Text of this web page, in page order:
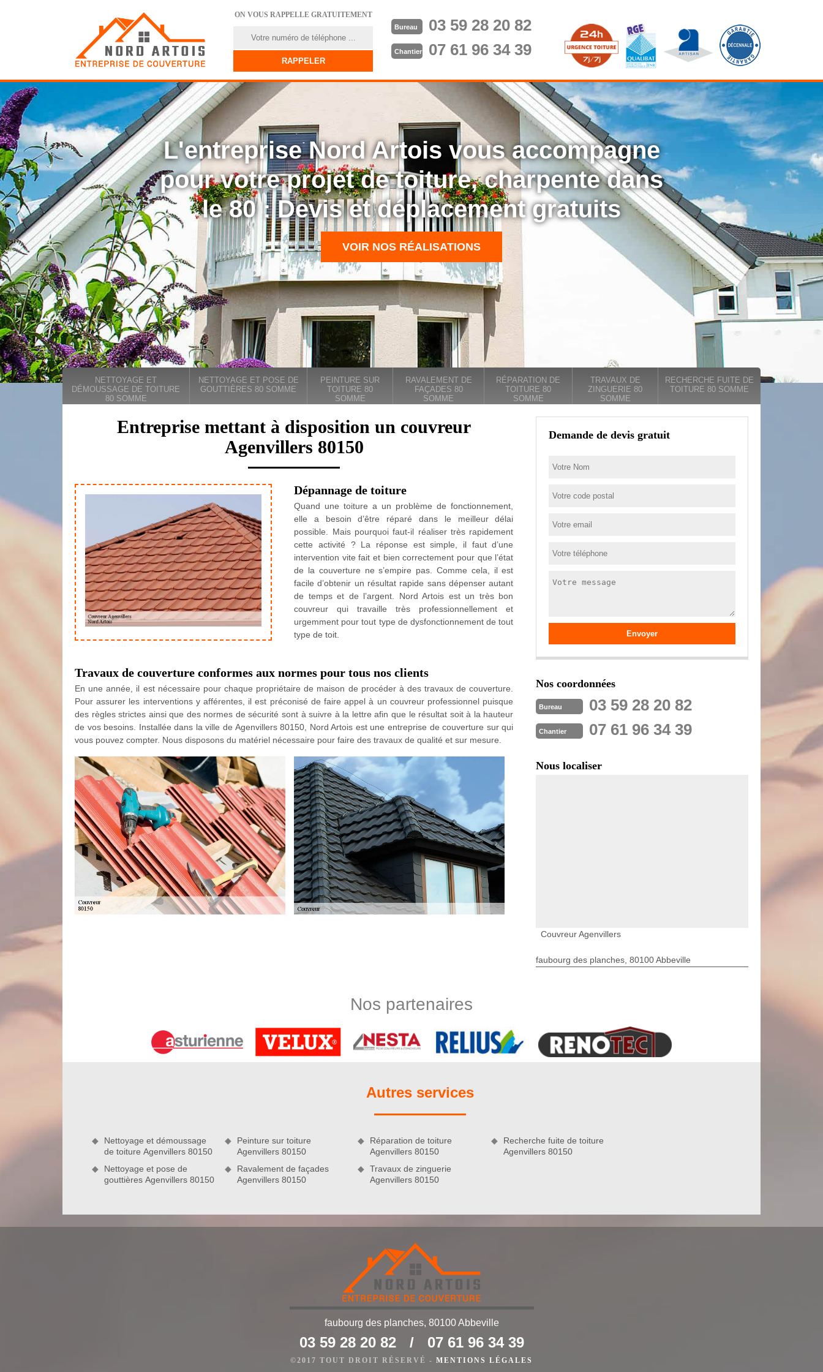
ON VOUS RAPPELLE GRATUITEMENT
Bureau 03 59 28 20 82
Chantier 07 61 96 34 39
L'entreprise Nord Artois vous accompagne
pour votre projet de toiture, charpente dans
le 80 : Devis et déplacement gratuits
VOIR NOS RÉALISATIONS
NETTOYAGE ET
DÉMOUSSAGE DE TOITURE
80 SOMME
NETTOYAGE ET POSE DE
GOUTTIÈRES 80 SOMME
PEINTURE SUR
TOITURE 80
SOMME
RAVALEMENT DE
FAÇADES 80
SOMME
RÉPARATION DE
TOITURE 80
SOMME
TRAVAUX DE
ZINGUERIE 80
SOMME
RECHERCHE FUITE DE
TOITURE 80 SOMME
Entreprise mettant à disposition un couvreur
Agenvillers 80150
Dépannage de toiture
Quand une toiture a un problème de fonctionnement,
elle a besoin d’être réparé dans le meilleur délai
possible. Mais pourquoi faut-il réaliser très rapidement
cette activité ? La réponse est simple, il faut d’une
intervention vite fait et bien correctement pour que l’état
de la couverture ne s’empire pas. Comme cela, il est
facile d’obtenir un résultat rapide sans dépenser autant
de temps et de l’argent. Nord Artois est un très bon
couvreur qui travaille très professionnellement et
urgemment pour tout type de dysfonctionnement de tout
type de toit.
Travaux de couverture conformes aux normes pour tous nos clients
En une année, il est nécessaire pour chaque propriétaire de maison de procéder à des travaux de couverture.
Pour assurer les interventions y afférentes, il est préconisé de faire appel à un couvreur professionnel puisque
des règles strictes ainsi que des normes de sécurité sont à suivre à la lettre afin que le résultat soit à la hauteur
de vos besoins. Installée dans la ville de Agenvillers 80150, Nord Artois est une entreprise de couverture sur qui
vous pouvez compter. Nous disposons du matériel nécessaire pour faire des travaux de qualité et sur mesure.
vous servir dans une très bonne condition. Alors, n’hésitez pas à nous faire appel.
Votre artisan couvreur à Agenvillers avec Nord Artois
En quête d’une société couvreur fiable, professionnelle et expérimentée ? Optez pour les services de l’entreprise
Nord Artois. Existant depuis de nombreuses années, notre établissement est en mesure de réaliser tous travaux
professionnels souhaitant faire des travaux en lien avec la couverture. Artisan couvreur aguerri, Nord Artois
Optez pour nos services de qualité à tarif préférentiel
Quel que soit le montant de votre budget pour entreprendre vos travaux de couverture à Agenvillers 80150, vous
adaptées à vos moyens financiers. Sachez que pour satisfaire amplement nos clients, nous misons toujours sur
la qualité de nos interventions tout en proposant un tarif couvreur abordable et accessible à toutes les bourses.
Demande de devis gratuit
Nos coordonnées
Bureau 03 59 28 20 82
Chantier 07 61 96 34 39
Nous localiser
Couvreur Agenvillers
faubourg des planches, 80100 Abbeville
Nos partenaires
Autres services
Nettoyage et démoussage
de toiture Agenvillers 80150
Nettoyage et pose de
gouttières Agenvillers 80150
Peinture sur toiture
Agenvillers 80150
Ravalement de façades
Agenvillers 80150
Réparation de toiture
Agenvillers 80150
Travaux de zinguerie
Agenvillers 80150
Recherche fuite de toiture
Agenvillers 80150
faubourg des planches, 80100 Abbeville
03 59 28 20 82 / 07 61 96 34 39
©2017 TOUT DROIT RÉSERVÉ - MENTIONS LÉGALES